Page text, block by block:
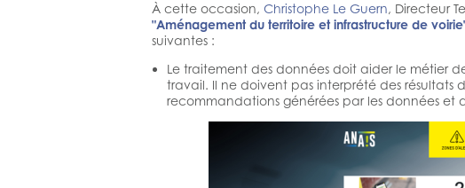
À cette occasion, Christophe Le Guern, Directeur
"Aménagement du territoire et infrastructure de
suivantes :
Le traitement des données doit aider le métier
travail. Il ne doivent pas interprété des
recommandations générées par les données et